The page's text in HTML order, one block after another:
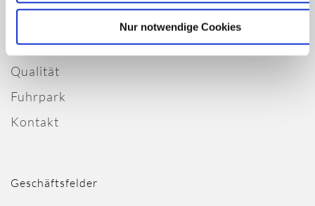
Nur notwendige Cookies
Unternehmen
Über uns
Qualität
Fuhrpark
Kontakt
Geschäftsfelder